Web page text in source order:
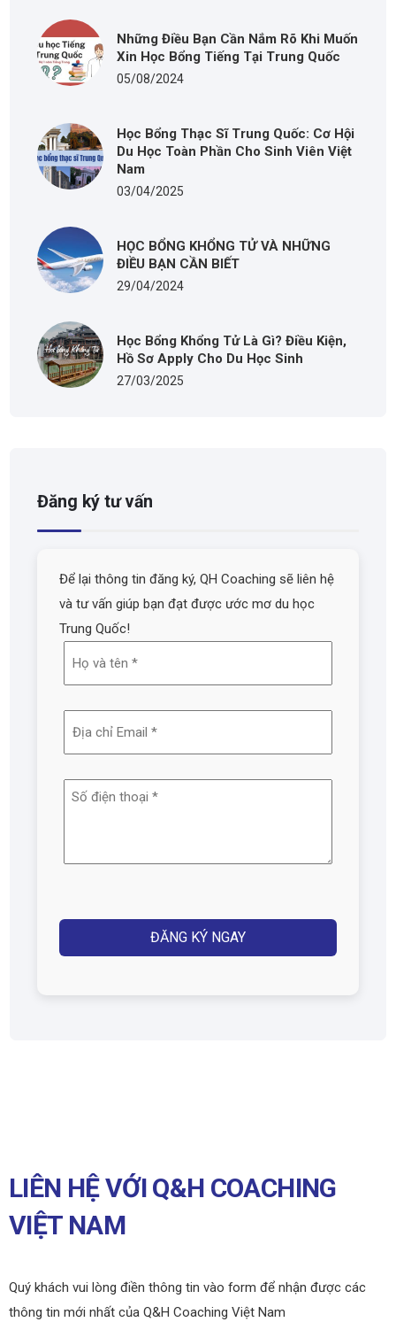
Những Điều Bạn Cần Nắm Rõ Khi Muốn
Xin Học Bổng Tiếng Tại Trung Quốc
05/08/2024
Học Bổng Thạc Sĩ Trung Quốc: Cơ Hội
Du Học Toàn Phần Cho Sinh Viên Việt
Nam
03/04/2025
HỌC BỔNG KHỔNG TỬ VÀ NHỮNG
ĐIỀU BẠN CẦN BIẾT
29/04/2024
Học Bổng Khổng Tử Là Gì? Điều Kiện,
Hồ Sơ Apply Cho Du Học Sinh
27/03/2025
Đăng ký tư vấn
Để lại thông tin đăng ký, QH Coaching sẽ liên hệ
và tư vấn giúp bạn đạt được ước mơ du học
Trung Quốc!
tên
(Required)
email
(Required)
Số
LIÊN HỆ VỚI Q&H COACHING
VIỆT NAM
Quý khách vui lòng điền thông tin vào form để nhận được các
thông tin mới nhất của Q&H Coaching Việt Nam